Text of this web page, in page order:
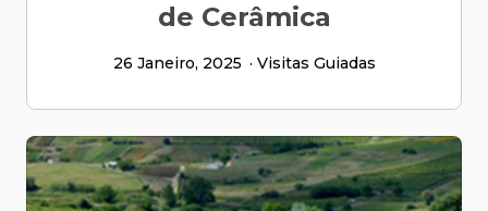
de Cerâmica
26 Janeiro, 2025 Visitas Guiadas